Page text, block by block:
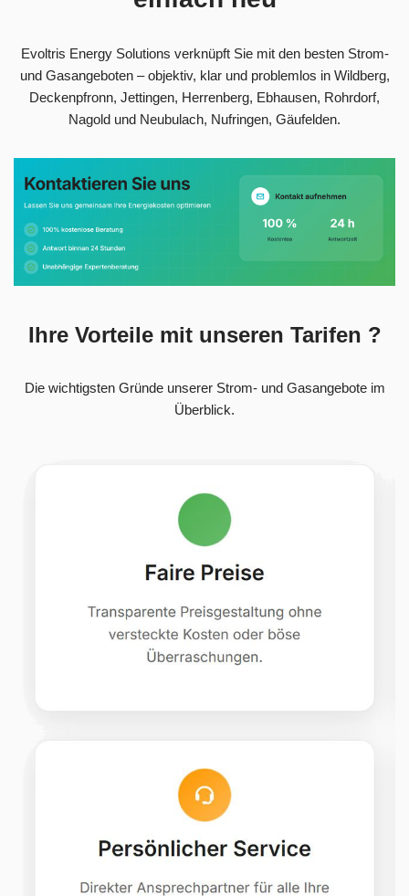
Evoltris Energy Solutions verknüpft Sie mit den besten Strom-
und Gasangeboten – objektiv, klar und problemlos in Wildberg,
Deckenpfronn, Jettingen, Herrenberg, Ebhausen, Rohrdorf,
Nagold und Neubulach, Nufringen, Gäufelden.
Ihre Vorteile mit unseren Tarifen ?
Die wichtigsten Gründe unserer Strom- und Gasangebote im
Überblick.